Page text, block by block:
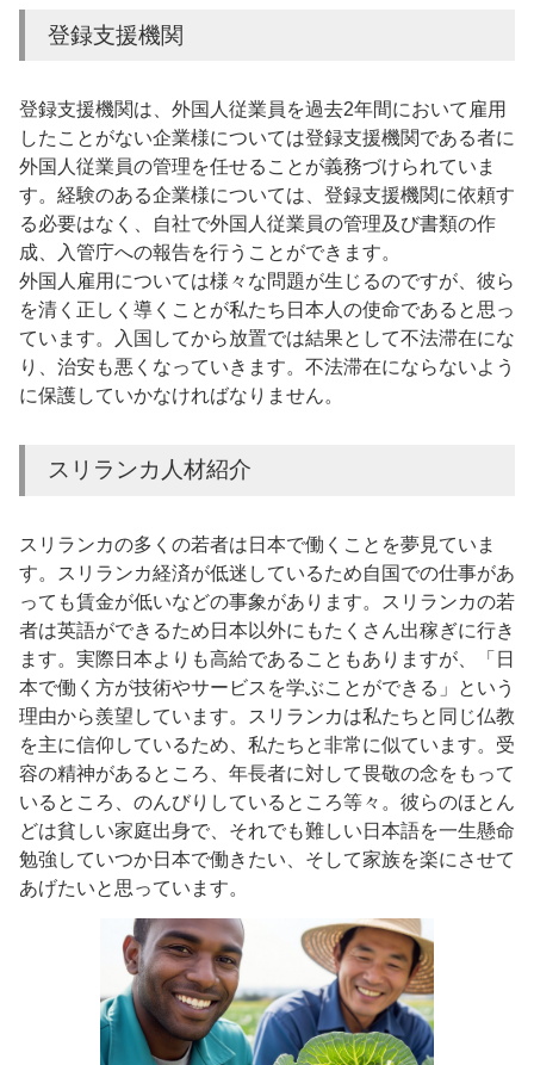
登録支援機関
登録支援機関は、外国人従業員を過去2年間において雇用
したことがない企業様については登録支援機関である者に
外国人従業員の管理を任せることが義務づけられていま
す。経験のある企業様については、登録支援機関に依頼す
る必要はなく、自社で外国人従業員の管理及び書類の作
成、入管庁への報告を行うことができます。
外国人雇用については様々な問題が生じるのですが、彼ら
を清く正しく導くことが私たち日本人の使命であると思っ
ています。入国してから放置では結果として不法滞在にな
り、治安も悪くなっていきます。不法滞在にならないよう
に保護していかなければなりません。
スリランカ人材紹介
スリランカの多くの若者は日本で働くことを夢見ていま
す。スリランカ経済が低迷しているため自国での仕事があ
っても賃金が低いなどの事象があります。スリランカの若
者は英語ができるため日本以外にもたくさん出稼ぎに行き
ます。実際日本よりも高給であることもありますが、「日
本で働く方が技術やサービスを学ぶことができる」という
理由から羨望しています。スリランカは私たちと同じ仏教
を主に信仰しているため、私たちと非常に似ています。受
容の精神があるところ、年長者に対して畏敬の念をもって
いるところ、のんびりしているところ等々。彼らのほとん
どは貧しい家庭出身で、それでも難しい日本語を一生懸命
勉強していつか日本で働きたい、そして家族を楽にさせて
あげたいと思っています。